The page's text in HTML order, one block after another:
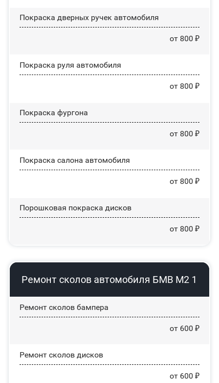
Покраска дверных ручек автомобиля
от 800 ₽
Покраска руля автомобиля
от 800 ₽
Покраска фургона
от 800 ₽
Покраска салона автомобиля
от 800 ₽
Порошковая покраска дисков
от 800 ₽
Ремонт сколов автомобиля БМВ М2 1
Ремонт сколов бампера
от 600 ₽
Ремонт сколов дисков
от 600 ₽